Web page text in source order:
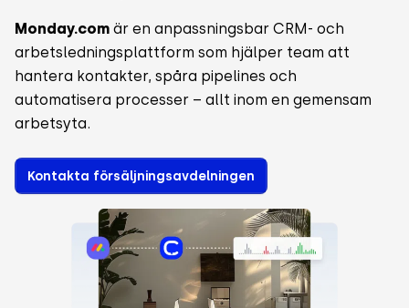
Monday.com är en anpassningsbar CRM- och
arbetsledningsplattform som hjälper team att
hantera kontakter, spåra pipelines och
automatisera processer – allt inom en gemensam
arbetsyta.
Kontakta försäljningsavdelningen